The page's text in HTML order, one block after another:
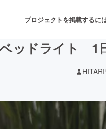
プロジェクトを掲載するに
ッドライト 1
HITARI